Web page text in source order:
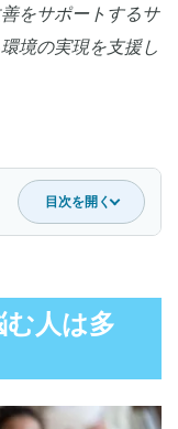
をサポートするサ
境の実現を支援し
目次を開く
えやすい
ない
む人は多